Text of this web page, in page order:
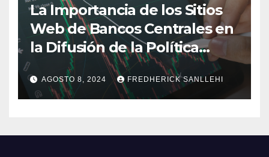
La Importancia de los Sitios
Web de Bancos Centrales en
la Difusión de la Política
Monetaria
AGOSTO 8, 2024 FREDHERICK SANLLEHI